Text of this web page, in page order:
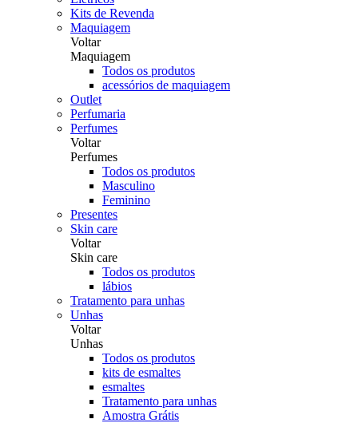
Kits de Revenda
Maquiagem
Voltar
Maquiagem
Todos os produtos
acessórios de maquiagem
Outlet
Perfumaria
Perfumes
Voltar
Perfumes
Todos os produtos
Masculino
Feminino
Presentes
Skin care
Voltar
Skin care
Todos os produtos
lábios
Tratamento para unhas
Unhas
Voltar
Unhas
Todos os produtos
kits de esmaltes
esmaltes
Tratamento para unhas
Amostra Grátis